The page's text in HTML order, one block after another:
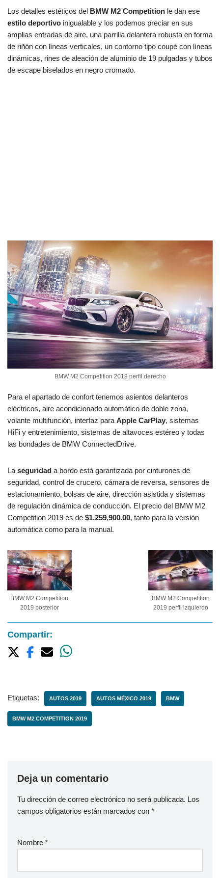
Los detalles estéticos del BMW M2 Competition le dan ese
estilo deportivo inigualable y los podemos preciar en sus
amplias entradas de aire, una parrilla delantera robusta en forma
de riñón con líneas verticales, un contorno tipo coupé con líneas
dinámicas, rines de aleación de aluminio de 19 pulgadas y tubos
de escape biselados en negro cromado.
BMW M2 Competition 2019 perfil derecho
Para el apartado de confort tenemos asientos delanteros
eléctricos, aire acondicionado automático de doble zona,
volante multifunción, interfaz para Apple CarPlay, sistemas
HiFi y entretenimiento, sistemas de altavoces estéreo y todas
las bondades de BMW ConnectedDrive.
La seguridad a bordo está garantizada por cinturones de
seguridad, control de crucero, cámara de reversa, sensores de
estacionamiento, bolsas de aire, dirección asistida y sistemas
de regulación dinámica de conducción. El precio del BMW M2
Competition 2019 es de $1,259,900.00, tanto para la versión
automática como para la manual.
BMW M2 Competition
2019 posterior
BMW M2 Competition
2019 perfil izquierdo
Compartir:
Etiquetas: AUTOS 2019 AUTOS MÉXICO 2019 BMW
BMW M2 COMPETITION 2019
Deja un comentario
Tu dirección de correo electrónico no será publicada. Los
campos obligatorios están marcados con *
Nombre *